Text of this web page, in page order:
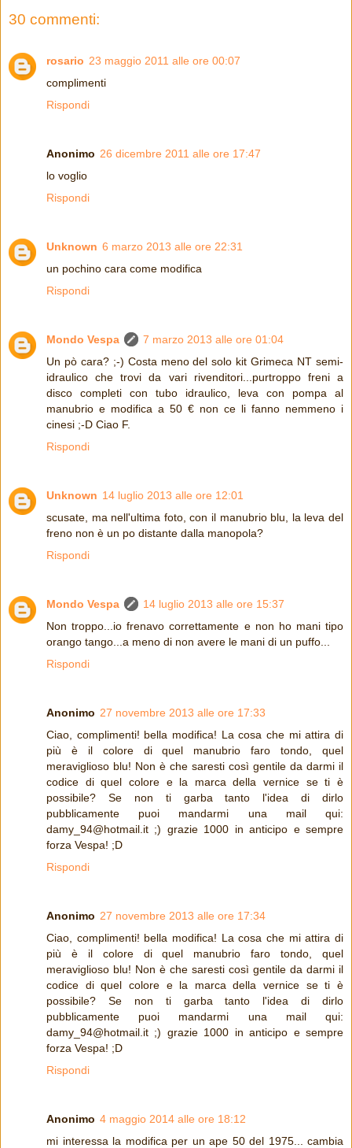
30 commenti:
rosario 23 maggio 2011 alle ore 00:07
complimenti
Rispondi
Anonimo 26 dicembre 2011 alle ore 17:47
lo voglio
Rispondi
Unknown 6 marzo 2013 alle ore 22:31
un pochino cara come modifica
Rispondi
Mondo Vespa
7 marzo 2013 alle ore 01:04
Un pò cara? ;-) Costa meno del solo kit Grimeca NT semi-
idraulico che trovi da vari rivenditori...purtroppo freni a
disco completi con tubo idraulico, leva con pompa al
manubrio e modifica a 50 € non ce li fanno nemmeno i
cinesi ;-D Ciao F.
Rispondi
Unknown 14 luglio 2013 alle ore 12:01
scusate, ma nell'ultima foto, con il manubrio blu, la leva del
freno non è un po distante dalla manopola?
Rispondi
Mondo Vespa
14 luglio 2013 alle ore 15:37
Non troppo...io frenavo correttamente e non ho mani tipo
orango tango...a meno di non avere le mani di un puffo...
Rispondi
Anonimo 27 novembre 2013 alle ore 17:33
Ciao, complimenti! bella modifica! La cosa che mi attira di
più è il colore di quel manubrio faro tondo, quel
meraviglioso blu! Non è che saresti così gentile da darmi il
codice di quel colore e la marca della vernice se ti è
possibile? Se non ti garba tanto l'idea di dirlo
pubblicamente puoi mandarmi una mail qui:
damy_94@hotmail.it ;) grazie 1000 in anticipo e sempre
forza Vespa! ;D
Rispondi
Anonimo 27 novembre 2013 alle ore 17:34
Ciao, complimenti! bella modifica! La cosa che mi attira di
più è il colore di quel manubrio faro tondo, quel
meraviglioso blu! Non è che saresti così gentile da darmi il
codice di quel colore e la marca della vernice se ti è
possibile? Se non ti garba tanto l'idea di dirlo
pubblicamente puoi mandarmi una mail qui:
damy_94@hotmail.it ;) grazie 1000 in anticipo e sempre
forza Vespa! ;D
Rispondi
Anonimo 4 maggio 2014 alle ore 18:12
mi interessa la modifica per un ape 50 del 1975... cambia